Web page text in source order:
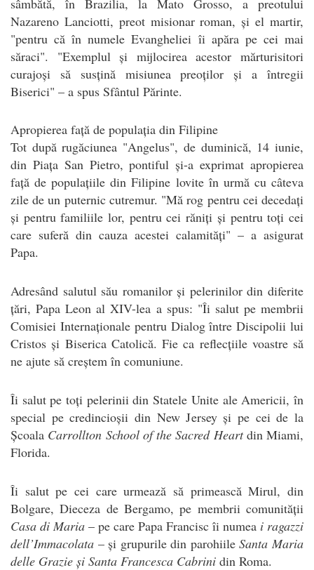
Nazareno Lanciotti, preot misionar roman, și el martir,
"pentru că în numele Evangheliei îi apăra pe cei mai
săraci". "Exemplul și mijlocirea acestor mărturisitori
curajoși să susțină misiunea preoților și a întregii
Biserici" – a spus Sfântul Părinte.
Apropierea față de populația din Filipine
Tot după rugăciunea "Angelus", de duminică, 14 iunie,
din Piața San Pietro, pontiful și-a exprimat apropierea
față de populațiile din Filipine lovite în urmă cu câteva
zile de un puternic cutremur. "Mă rog pentru cei decedați
și pentru familiile lor, pentru cei răniți și pentru toți cei
care suferă din cauza acestei calamități" – a asigurat
Papa.
Adresând salutul său romanilor și pelerinilor din diferite
țări, Papa Leon al XIV-lea a spus: "Îi salut pe membrii
Comisiei Internaționale pentru Dialog între Discipolii lui
Cristos și Biserica Catolică. Fie ca reflecțiile voastre să
ne ajute să creștem în comuniune.
Îi salut pe toți pelerinii din Statele Unite ale Americii, în
special pe credincioșii din New Jersey și pe cei de la
Școala Carrollton School of the Sacred Heartdin Miami,
Florida.
Îi salut pe cei care urmează să primească Mirul, din
Bolgare, Dieceza de Bergamo, pe membrii comunității
Casa di Maria – pe care Papa Francisc îi numea i ragazzi
dell’Immacolata – și grupurile din parohiileSanta Maria
delle Grazie și Santa Francesca Cabrini din Roma.